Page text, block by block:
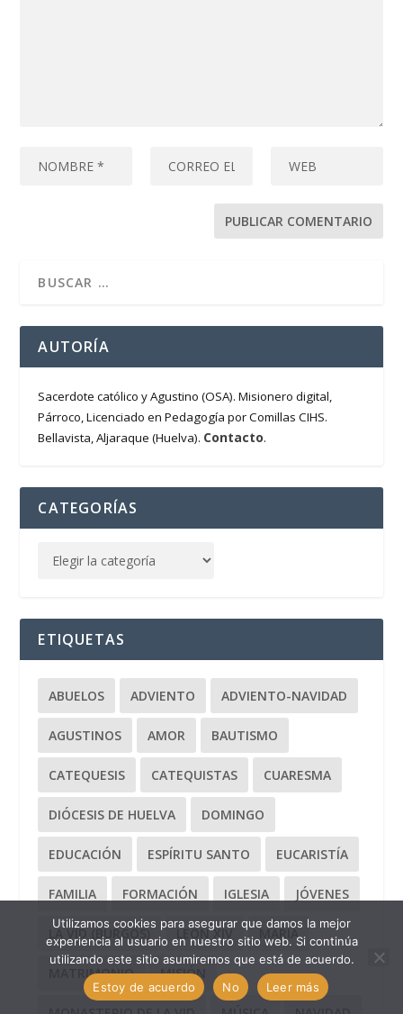
AUTORÍA
Sacerdote católico y Agustino (OSA). Misionero digital,
Párroco, Licenciado en Pedagogía por Comillas CIHS.
Bellavista, Aljaraque (Huelva). Contacto.
CATEGORÍAS
ETIQUETAS
ABUELOS ADVIENTO ADVIENTO-NAVIDAD
AGUSTINOS AMOR BAUTISMO
CATEQUESIS CATEQUISTAS CUARESMA
DIÓCESIS DE HUELVA DOMINGO
EDUCACIÓN ESPÍRITU SANTO EUCARISTÍA
FAMILIA FORMACIÓN IGLESIA JÓVENES
LA VID (BURGOS) LEÓN XIV MARÍA
MATRIMONIO MISIÓN
Utilizamos cookies para asegurar que damos la mejor
experiencia al usuario en nuestro sitio web. Si continúa
utilizando este sitio asumiremos que está de acuerdo.
Estoy de acuerdo
No Leer más